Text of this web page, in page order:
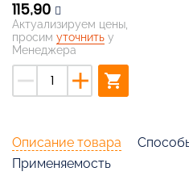
115,90
Актуализируем цены,
просим уточнить у
Менеджера
remove add shopping_cart
Описание товара
Применяемость